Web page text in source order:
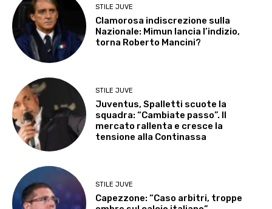
STILE JUVE
Clamorosa indiscrezione sulla
Nazionale: Mimun lancia l’indizio,
torna Roberto Mancini?
STILE JUVE
Juventus, Spalletti scuote la
squadra: “Cambiate passo”. Il
mercato rallenta e cresce la
tensione alla Continassa
STILE JUVE
Capezzone: “Caso arbitri, troppe